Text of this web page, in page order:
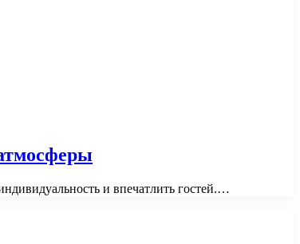
и впечатлить гостей.…